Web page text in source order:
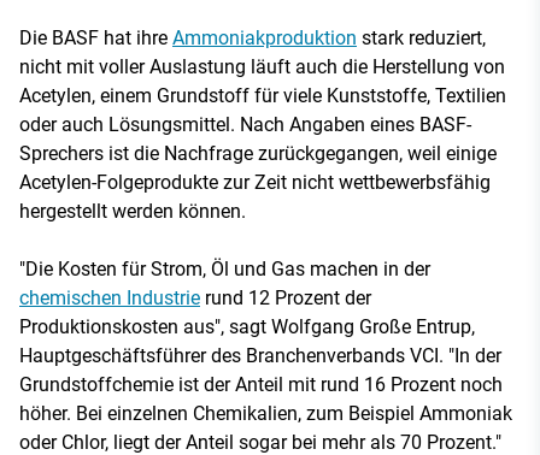
Die BASF hat ihre Ammoniakproduktion stark reduziert,
nicht mit voller Auslastung läuft auch die Herstellung von
Acetylen, einem Grundstoff für viele Kunststoffe, Textilien
oder auch Lösungsmittel. Nach Angaben eines BASF-
Sprechers ist die Nachfrage zurückgegangen, weil einige
Acetylen-Folgeprodukte zur Zeit nicht wettbewerbsfähig
hergestellt werden können.
"Die Kosten für Strom, Öl und Gas machen in der
chemischen Industrie rund 12 Prozent der
Produktionskosten aus", sagt Wolfgang Große Entrup,
Hauptgeschäftsführer des Branchenverbands VCI. "In der
Grundstoffchemie ist der Anteil mit rund 16 Prozent noch
höher. Bei einzelnen Chemikalien, zum Beispiel Ammoniak
oder Chlor, liegt der Anteil sogar bei mehr als 70 Prozent."